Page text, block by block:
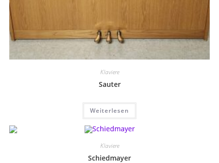
Klaviere
Sauter
Weiterlesen
Klaviere
Schiedmayer